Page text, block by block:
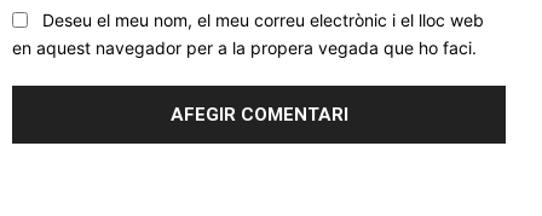
Deseu el meu nom, el meu correu electrònic i el lloc web
en aquest navegador per a la propera vegada que ho faci.